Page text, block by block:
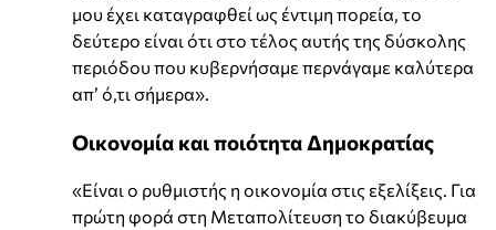
μου έχει καταγραφθεί ως έντιμη πορεία, το
δεύτερο είναι ότι στο τέλος αυτής της δύσκολης
περιόδου που κυβερνήσαμε περνάγαμε καλύτερα
απ’ ό,τι σήμερα».
Οικονομία και ποιότητα Δημοκρατίας
«Είναι ο ρυθμιστής η οικονομία στις εξελίξεις. Για
πρώτη φορά στη Μεταπολίτευση το διακύβευμα